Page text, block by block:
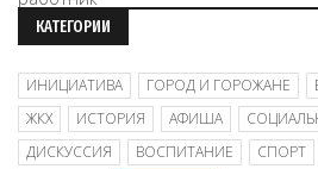
КАТЕГОРИИ
ИНИЦИАТИВА ГОРОД И ГОРОЖАНЕ
ЖКХ
ИСТОРИЯ АФИША
ДИСКУССИЯ
ВОСПИТАНИЕ СПОРТ